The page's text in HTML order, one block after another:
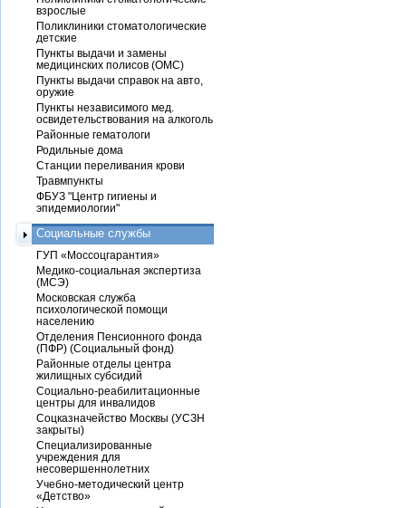
взрослые
Поликлиники стоматологические
детские
Пункты выдачи и замены
медицинских полисов (ОМС)
Пункты выдачи справок на авто,
оружие
Пункты независимого мед.
освидетельствования на алкоголь
Районные гематологи
Родильные дома
Станции переливания крови
Травмпункты
ФБУЗ "Центр гигиены и
эпидемиологии"
Социальные службы
ГУП «Моссоцгарантия»
Медико-социальная экспертиза
(МСЭ)
Московская служба
психологической помощи
населению
Отделения Пенсионного фонда
(ПФР) (Социальный фонд)
Районные отделы центра
жилищных субсидий
Социально-реабилитационные
центры для инвалидов
Соцказначейство Москвы (УСЗН
закрыты)
Специализированные
учреждения для
несовершеннолетних
Учебно-методический центр
«Детство»